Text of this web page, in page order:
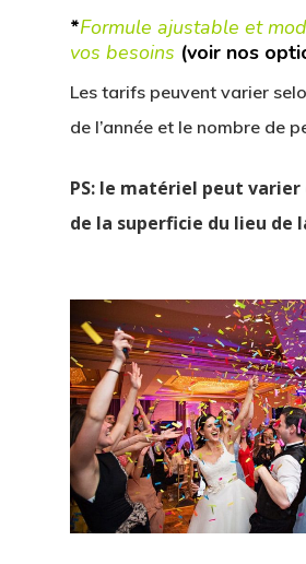
*Formule ajustable et
vos besoins (voir nos
Les tarifs peuvent varier
de l’année et le nombre de
PS: le matériel peut
de la superficie du lieu de